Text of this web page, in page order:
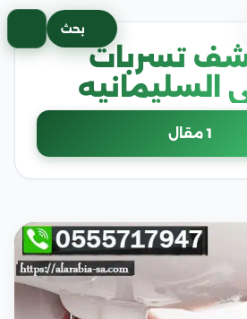
بحث
تسربات
السليمانيه
1 مقال